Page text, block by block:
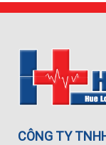
CÔNG TY